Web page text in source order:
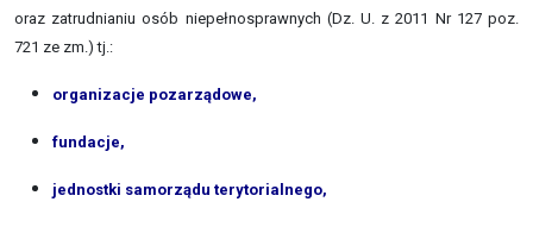
oraz zatrudnianiu osób niepełnosprawnych (Dz. U. z 2011 Nr 127 poz.
721 ze zm.) tj.:
organizacje pozarządowe,
fundacje,
jednostki samorządu terytorialnego,